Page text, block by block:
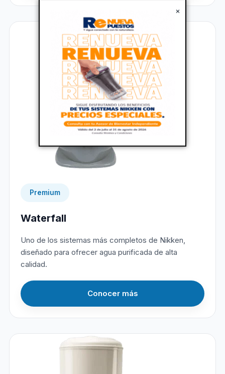
×
Premium
Waterfall
Uno de los sistemas más completos de Nikken,
diseñado para ofrecer agua purificada de alta
calidad.
Conocer más